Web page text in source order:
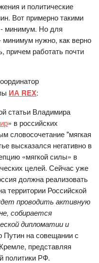
и политические
Вот примерно такими
минимум. Но для
нужно, как верно
причем работать почти
ИА REX:
статьи Владимира
» в российских
словосочетание "мягкая
высказался негативно в
«мягкой силы» в
целей. Сейчас уже
должна реализовать
территории Российской
проводить активную
собирается
дипломатии и
Путин на совещании с
представляя
политики РФ.